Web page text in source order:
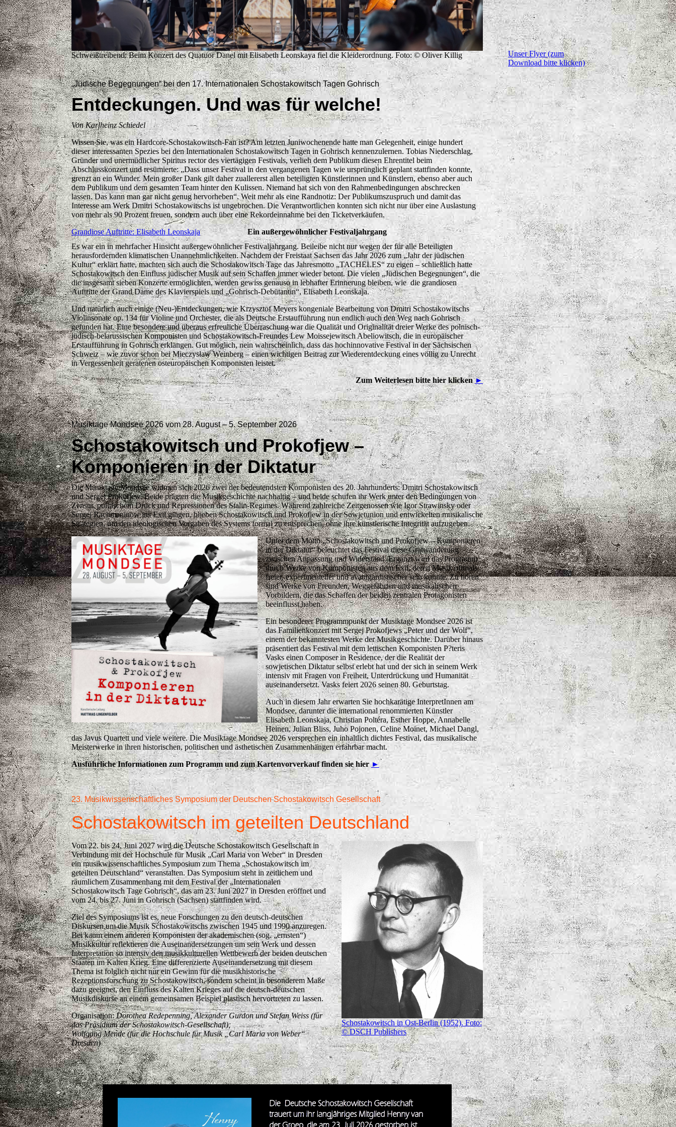
Schweißtreibend: Beim Konzert des Quatuor Danel mit Elisabeth Leonskaya fiel die Kleiderordnung. Foto: © Oliver Killig
„Jüdische Begegnungen“ bei den 17. Internationalen Schostakowitsch Tagen Gohrisch
Entdeckungen. Und was für welche!
Von Karlheinz Schiedel
Wissen Sie, was ein Hardcore-Schostakowitsch-Fan ist? Am letzten Juniwochenende hatte man Gelegenheit, einige hundert
dieser interessanten Spezies bei den Internationalen Schostakowitsch Tagen in Gohrisch kennenzulernen. Tobias Niederschlag,
Gründer und unermüdlicher Spiritus rector des viertägigen Festivals, verlieh dem Publikum diesen Ehrentitel beim
Abschlusskonzert und resümierte: „Dass unser Festival in den vergangenen Tagen wie ursprünglich geplant stattfinden konnte,
grenzt an ein Wunder. Mein großer Dank gilt daher zuallererst allen beteiligten Künstlerinnen und Künstlern, ebenso aber auch
dem Publikum und dem gesamten Team hinter den Kulissen. Niemand hat sich von den Rahmenbedingungen abschrecken
lassen. Das kann man gar nicht genug hervorheben“. Weit mehr als eine Randnotiz: Der Publikumszuspruch und damit das
Interesse am Werk Dmitri Schostakowitschs ist ungebrochen. Die Verantwortlichen konnten sich nicht nur über eine Auslastung
von mehr als 90 Prozent freuen, sondern auch über eine Rekordeinnahme bei den Ticketverkäufen.
Grandiose Auftritte: Elisabeth Leonskaja
Ein außergewöhnlicher Festivaljahrgang
Es war ein in mehrfacher Hinsicht außergewöhnlicher Festivaljahrgang. Beileibe nicht nur wegen der für alle Beteiligten
herausfordernden klimatischen Unannehmlichkeiten. Nachdem der Freistaat Sachsen das Jahr 2026 zum „Jahr der jüdischen
Kultur“ erklärt hatte, machten sich auch die Schostakowitsch Tage das Jahresmotto „TACHELES“ zu eigen – schließlich hatte
Schostakowitsch den Einfluss jüdischer Musik auf sein Schaffen immer wieder betont. Die vielen „Jüdischen Begegnungen“, die
die insgesamt sieben Konzerte ermöglichten, werden gewiss genauso in lebhafter Erinnerung bleiben, wie die grandiosen
Auftritte der Grand Dame des Klavierspiels und „Gohrisch-Debütantin“, Elisabeth Leonskaja.
Und natürlich auch einige (Neu-)Entdeckungen, wie Krzysztof Meyers kongeniale Bearbeitung von Dmitri Schostakowitschs
Violinsonate op. 134 für Violine und Orchester, die als Deutsche Erstaufführung nun endlich auch den Weg nach Gohrisch
gefunden hat. Eine besondere und überaus erfreuliche Überraschung war die Qualität und Originalität dreier Werke des polnisch-
jüdisch-belarussischen Komponisten und Schostakowitsch-Freundes Lew Moissejewitsch Abeliowitsch, die in europäischer
Erstaufführung in Gohrisch erklangen. Gut möglich, nein wahrscheinlich, dass das hochinnovative Festival in der Sächsischen
Schweiz – wie zuvor schon bei Mieczysław Weinberg – einen wichtigen Beitrag zur Wiederentdeckung eines völlig zu Unrecht
in Vergessenheit geratenen osteuropäischen Komponisten leistet.
Zum Weiterlesen bitte hier klicken►
Musiktage Mondsee 2026 vom 28. August – 5. September 2026
Schostakowitsch und Prokofjew –
Komponieren in der Diktatur
Die Musiktage Mondsee widmen sich 2026 zwei der bedeutendsten Komponisten des 20. Jahrhunderts: Dmitri Schostakowitsch
und Sergej Prokofjew. Beide prägten die Musikgeschichte nachhaltig – und beide schufen ihr Werk unter den Bedingungen von
Zensur, politischem Druck und Repressionen des Stalin-Regimes. Während zahlreiche Zeitgenossen wie Igor Strawinsky oder
Sergej Rachmaninow ins Exil gingen, blieben Schostakowitsch und Prokofjew in der Sowjetunion und entwickelten musikalische
Strategien, um den ideologischen Vorgaben des Systems formal zu entsprechen, ohne ihre künstlerische Integrität aufzugeben.
Unter dem Motto „Schostakowitsch und Prokofjew – Komponieren
in der Diktatur“ beleuchtet das Festival diese Gratwanderung
zwischen Anpassung und Widerstand. Ergänzt wird das Programm
durch Werke von Komponisten aus dem Exil, deren Musik oftmals
freier, experimenteller und avantgardistischer sein konnte. Zu hören
sind Werke von Freunden, Weggefährten und musikalischen
Vorbildern, die das Schaffen der beiden zentralen Protagonisten
beeinflusst haben.
Ein besonderer Programmpunkt der Musiktage Mondsee 2026 ist
das Familienkonzert mit Sergej Prokofjews „Peter und der Wolf“,
einem der bekanntesten Werke der Musikgeschichte. Darüber hinaus
präsentiert das Festival mit dem lettischen Komponisten P?teris
Vasks einen Composer in Residence, der die Realität der
sowjetischen Diktatur selbst erlebt hat und der sich in seinem Werk
intensiv mit Fragen von Freiheit, Unterdrückung und Humanität
auseinandersetzt. Vasks feiert 2026 seinen 80. Geburtstag.
Auch in diesem Jahr erwarten Sie hochkarätige InterpretInnen am
Mondsee, darunter die international renommierten Künstler
Elisabeth Leonskaja, Christian Poltéra, Esther Hoppe, Annabelle
Heinen, Julian Bliss, Juho Pojonen, Celine Moinet, Michael Dangl,
das Javus Quartett und viele weitere. Die Musiktage Mondsee 2026 versprechen ein inhaltlich dichtes Festival, das musikalische
Meisterwerke in ihren historischen, politischen und ästhetischen Zusammenhängen erfahrbar macht.
Ausführliche Informationen zum Programm und zum Kartenvorverkauf finden sie hier►
23. Musikwissenschaftliches Symposium der Deutschen Schostakowitsch Gesellschaft
Schostakowitschim geteilten Deutschland
Schostakowitsch in Ost-Berlin (1952). Foto:
© DSCH Publishers
Vom 22. bis 24. Juni 2027 wird die Deutsche Schostakowitsch Gesellschaft in
Verbindung mit der Hochschule für Musik „Carl Maria von Weber“ in Dresden
ein musikwissenschaftliches Symposium zum Thema „Schostakowitsch im
geteilten Deutschland“ veranstalten. Das Symposium steht in zeitlichem und
räumlichem Zusammenhang mit dem Festival der „Internationalen
Schostakowitsch Tage Gohrisch“, das am 23. Juni 2027 in Dresden eröffnet und
vom 24. bis 27. Juni in Gohrisch (Sachsen) stattfinden wird.
Ziel des Symposiums ist es, neue Forschungen zu den deutsch-deutschen
Diskursen um die Musik Schostakowitschs zwischen 1945 und 1990 anzuregen.
Bei kaum einem anderen Komponisten der akademischen (sog. „ernsten“)
Musikkultur reflektieren die Auseinandersetzungen um sein Werk und dessen
Interpretation so intensiv den musikkulturellen Wettbewerb der beiden deutschen
Staaten im Kalten Krieg. Eine differenzierte Auseinandersetzung mit diesem
Thema ist folglich nicht nur ein Gewinn für die musikhistorische
Rezeptionsforschung zu Schostakowitsch, sondern scheint in besonderem Maße
dazu geeignet, den Einfluss des Kalten Krieges auf die deutsch-deutschen
Musikdiskurse an einem gemeinsamen Beispiel plastisch hervortreten zu lassen.
Organisation:Dorothea Redepenning, Alexander Gurdon und Stefan Weiss (für
das Präsidium der Schostakowitsch-Gesellschaft);
Wolfgang Mende (für die Hochschule für Musik „Carl Maria von Weber“
Dresden)
Unser Flyer (zum
Download bitte klicken)